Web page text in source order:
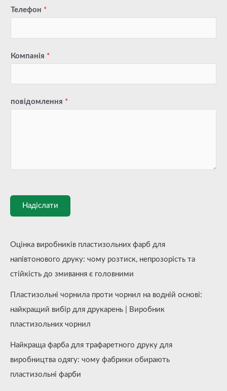
Телефон *
Компанія *
повідомлення *
Надіслати
Оцінка виробників пластизольних фарб для
напівтонового друку: чому розтиск, непрозорість та
стійкість до змивання є головними
Пластизольні чорнила проти чорнил на водній основі:
найкращий вибір для друкарень | Виробник
пластизольних чорнил
Найкраща фарба для трафаретного друку для
виробництва одягу: чому фабрики обирають
пластизольні фарби